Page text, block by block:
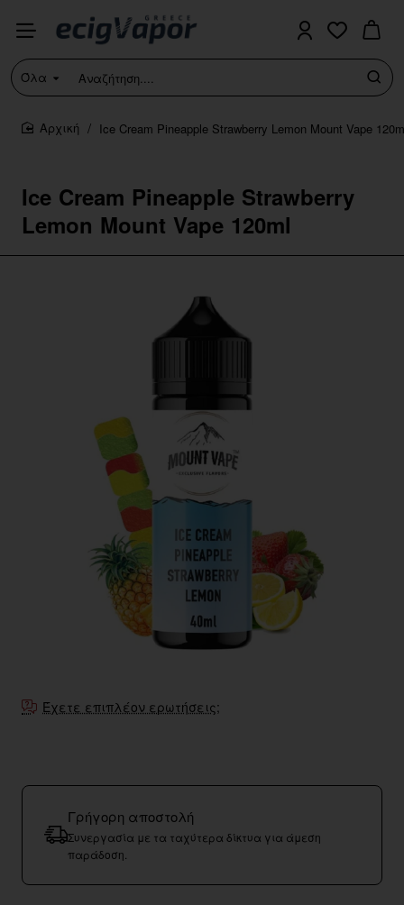
Όλα
Αναζήτηση....
Ice Cream Pineapple Strawberry
Lemon Mount Vape 120ml
home
Ice Cream Pineapple Strawberry Lemon Mount Vape
Εξαντληθηκε
Έχετε επιπλέον ερωτήσεις;
Γρήγορη αποστολή
Συνεργασία με τα ταχύτερα δίκτυα για άμεση
παράδοση.